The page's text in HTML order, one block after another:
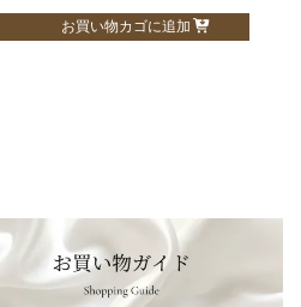
お買い物カゴに追加